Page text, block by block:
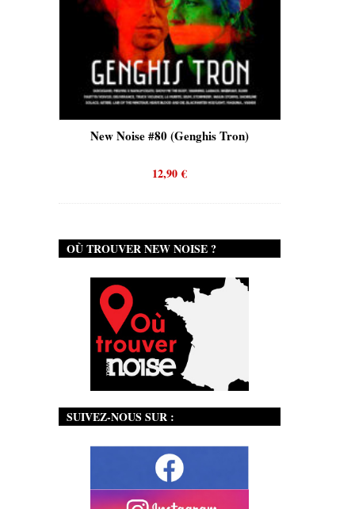
New Noise #80 (Genghis Tron)
12,90€
OÙ TROUVER NEW NOISE ?
SUIVEZ-NOUS SUR :